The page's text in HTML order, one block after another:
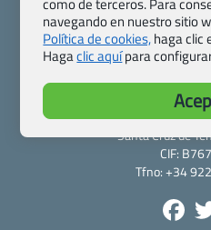
Todas las
Last Minute
c/ Drago, CC
38660
Santa Cruz de
CIF:
Tfno: +34
navegando en nuestro sitio
Política de cookies,haga clic
Hagaclic aquípara